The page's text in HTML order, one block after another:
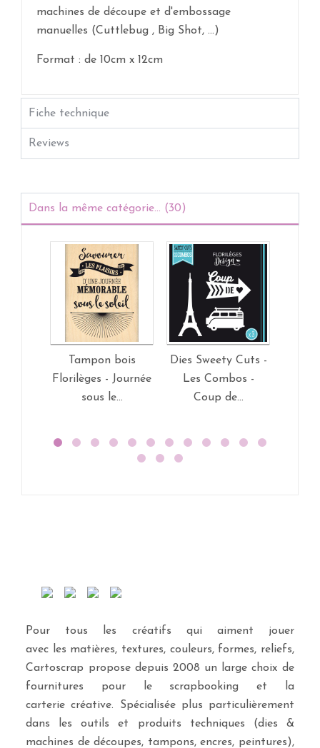
machines de découpe et d'embossage
manuelles (Cuttlebug , Big Shot, ...)
Format : de 10cm x 12cm
Fiche technique
Reviews
Dans la même catégorie... (30)
Tampon bois
Florilèges - Journée
sous le...
Dies Sweety Cuts -
Les Combos -
Coup de...
Pour tous les créatifs qui aiment jouer
avec les matières, textures, couleurs, formes, reliefs,
Cartoscrap propose depuis 2008 un large choix de
fournitures pour le scrapbooking et la
carterie créative. Spécialisée plus particulièrement
dans les outils et produits techniques (dies &
machines de découpes, tampons, encres, peintures),